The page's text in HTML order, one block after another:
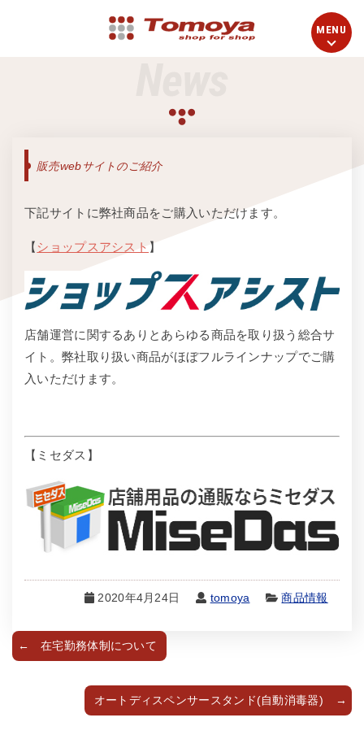
販売webサイトのご紹介
下記サイトに弊社商品をご購入いただけます。
【ショップスアシスト 】
店舗運営に関するありとあらゆる商品を取り扱う総合サ
イト。弊社取り扱い商品がほぼフルラインナップでご購
入いただけます。
【ミセダス】
2020年4月24日 tomoya 商品情報
在宅勤務体制について
オートディスペンサースタンド(自動消毒器)